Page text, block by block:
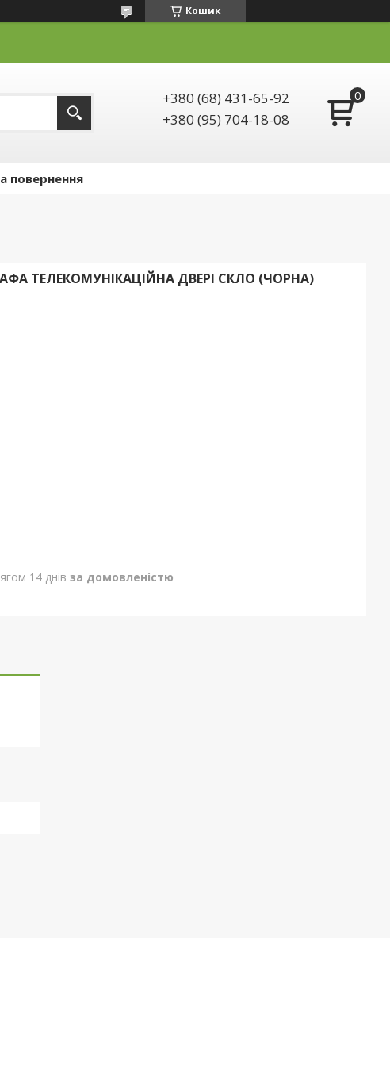
Кошик
+380 (68) 431-65-92
+380 (95) 704-18-08
повернення
ТЕЛЕКОМУНІКАЦІЙНА ДВЕРІ СКЛО (ЧОРНА)
14 днів за домовленістю